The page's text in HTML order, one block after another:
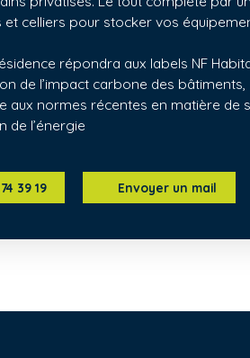
et celliers pour stocker vos
répondra aux labels NF
de l’impact carbone des
aux normes récentes en matière de
de l’énergie
39 19 Envoyer un mail